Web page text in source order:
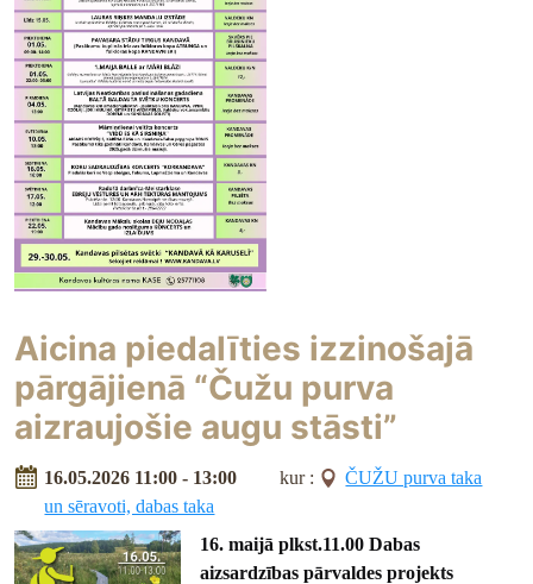
Aicina piedalīties izzinošajā
pārgājienā “Čužu purva
aizraujošie augu stāsti”
16.05.2026 11:00 - 13:00 kur :
ČUŽU purva taka
un sēravoti, dabas taka
16. maijā plkst.11.00 Dabas
aizsardzības pārvaldes projekts